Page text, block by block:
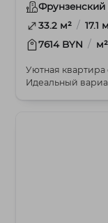
Фрунзенский
33.2 м² / 17.1
7614 BYN / м²
Уютная
Идеальный